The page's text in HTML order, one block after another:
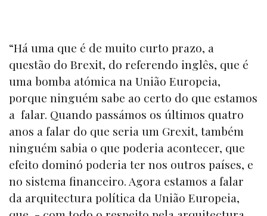
“Há uma que é de muito curto prazo, a
questão do Brexit, do referendo inglês, que é
uma bomba atómica na União Europeia,
porque ninguém sabe ao certo do que estamos
a falar. Quando passámos os últimos quatro
anos a falar do que seria um Grexit, também
ninguém sabia o que poderia acontecer, que
efeito dominó poderia ter nos outros países, e
no sistema financeiro. Agora estamos a falar
da arquitectura política da União Europeia,